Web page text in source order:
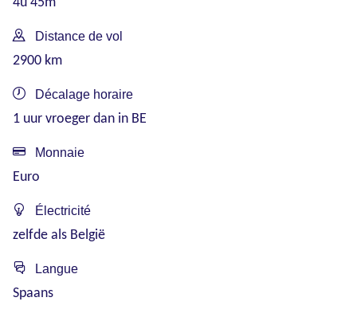
4u 45m
Distance de vol
2900 km
Décalage horaire
1 uur vroeger dan in BE
Monnaie
Euro
Électricité
zelfde als België
Langue
Spaans